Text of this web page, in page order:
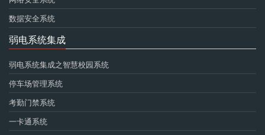
数据安全系统
弱电系统集成
弱电系统集成之智慧校园系统
停车场管理系统
考勤门禁系统
一卡通系统